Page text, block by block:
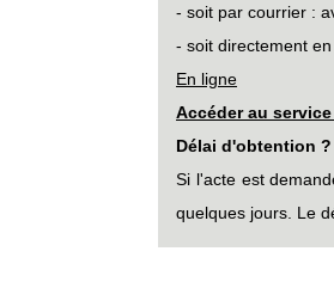
- soit par courrier :
- soit directement
En ligne
Accéder au
Délai d'obtention ?
Si l'acte est
quelques jours. Le